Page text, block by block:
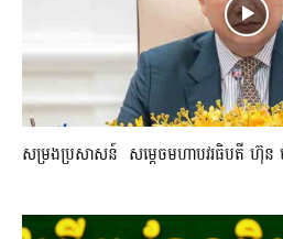
សម្រងប្រសាសន៍ សម្ដេចមហាបវរធិបតី ហ៊ុន